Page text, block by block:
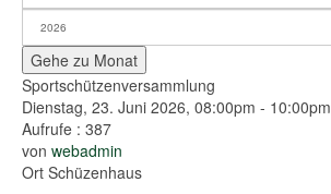
Gehe zu Monat
Sportschützenversammlung
Dienstag, 23. Juni 2026, 08:00pm - 10:00pm
Aufrufe : 387
von webadmin
Ort Schüzenhaus